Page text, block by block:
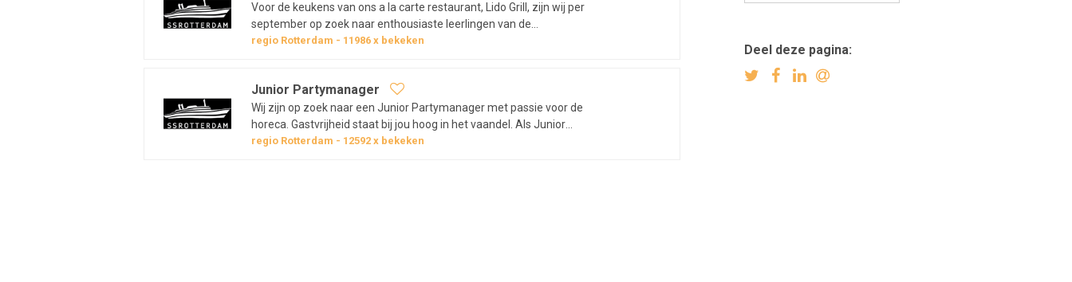
Voor de keukens van ons a la carte restaurant, Lido Grill, zijn wij per
september op zoek naar enthousiaste leerlingen van de
koksopleiding. Het ss Rotterdam is het grootste opleidingsinstituut
regio Rotterdam 11986 x bekeken
Junior Partymanager
Wij zijn op zoek naar een Junior Partymanager met passie voor de
horeca. Gastvrijheid staat bij jou hoog in het vaandel. Als Junior
Partymanager overtref je de verwachtingen van de gasten. Het
regio Rotterdam 12592 x bekeken
Deel deze pagina: